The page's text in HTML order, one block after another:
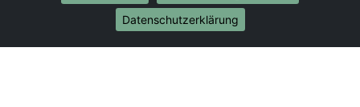
Umzug von Münster nach Münster
Datenschutzerklärung